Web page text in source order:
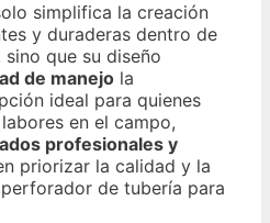
simplifica la creación
y duraderas dentro de
que su diseño
de manejo la
ideal para quienes
en el campo,
profesionales y
priorizar la calidad y la
de tubería para